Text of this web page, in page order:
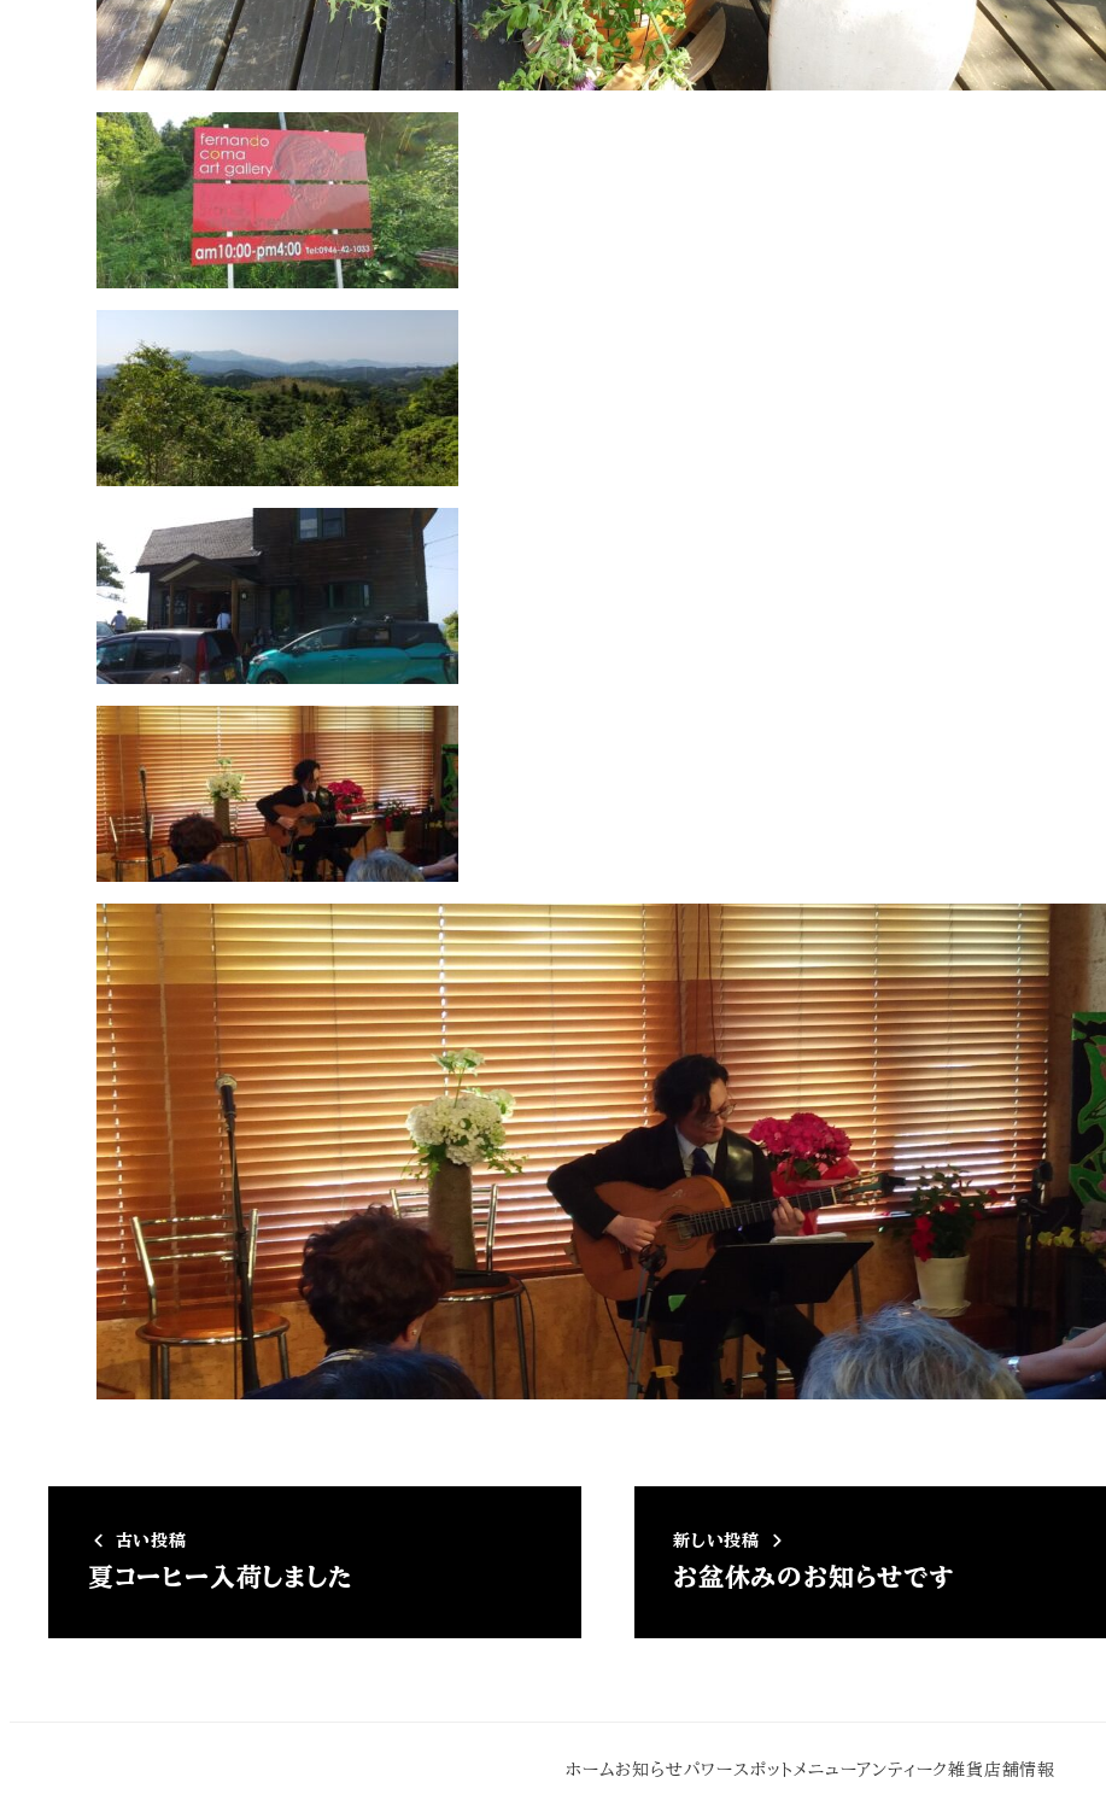
古い投稿
夏コーヒー入荷しました
新しい投稿
お盆休みのお知らせです
ホーム お知らせパワースポット メニューアンティーク雑貨 店舗情報